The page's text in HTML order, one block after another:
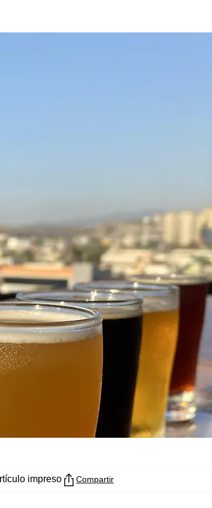
impreso Compartir